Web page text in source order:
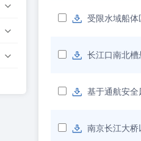
受限水域船
长江口南北
基于通航安
南京长江大